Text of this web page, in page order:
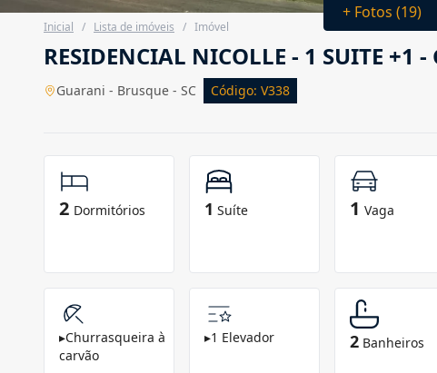
+ Fotos (19)
Inicial / Lista de imóveis / Imóvel
RESIDENCIAL NICOLLE - 1 SUITE +1
Guarani - Brusque - SC Código: V338
2 Dormitórios 1 Suíte 1 Vaga
▸Churrasqueira à
carvão
▸1 Elevador 2 Banheiros